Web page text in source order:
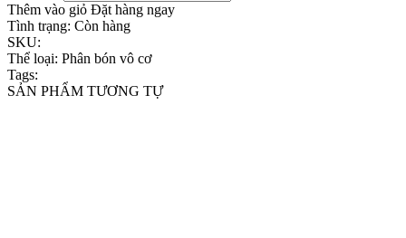
Thêm vào giỏ Đặt hàng ngay
Tình trạng: Còn hàng
SKU:
Thể loại: Phân bón vô cơ
Tags:
SẢN PHẨM TƯƠNG TỰ